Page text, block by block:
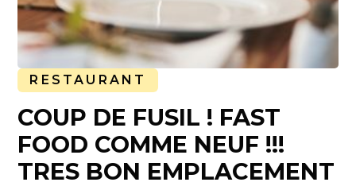
RESTAURANT
COUP DE FUSIL ! FAST
FOOD COMME NEUF !!!
TRES BON EMPLACEMENT